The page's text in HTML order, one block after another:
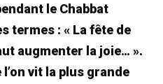
le Chabbat
termes : « La fête de
augmenter la joie… ».
vit la plus grande